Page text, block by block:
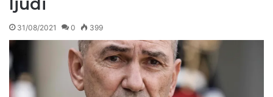
ljudi
31/08/2021 0 399